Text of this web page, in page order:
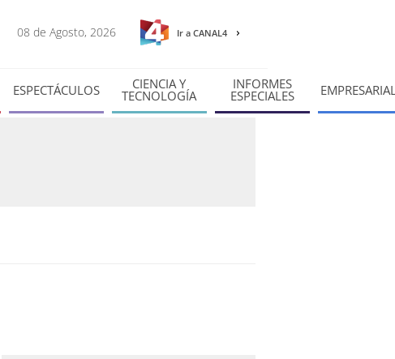
08 de Agosto, 2026 Ir a CANAL4
ESPECTÁCULOS CIENCIA Y
TECNOLOGÍA
INFORMES
ESPECIALES